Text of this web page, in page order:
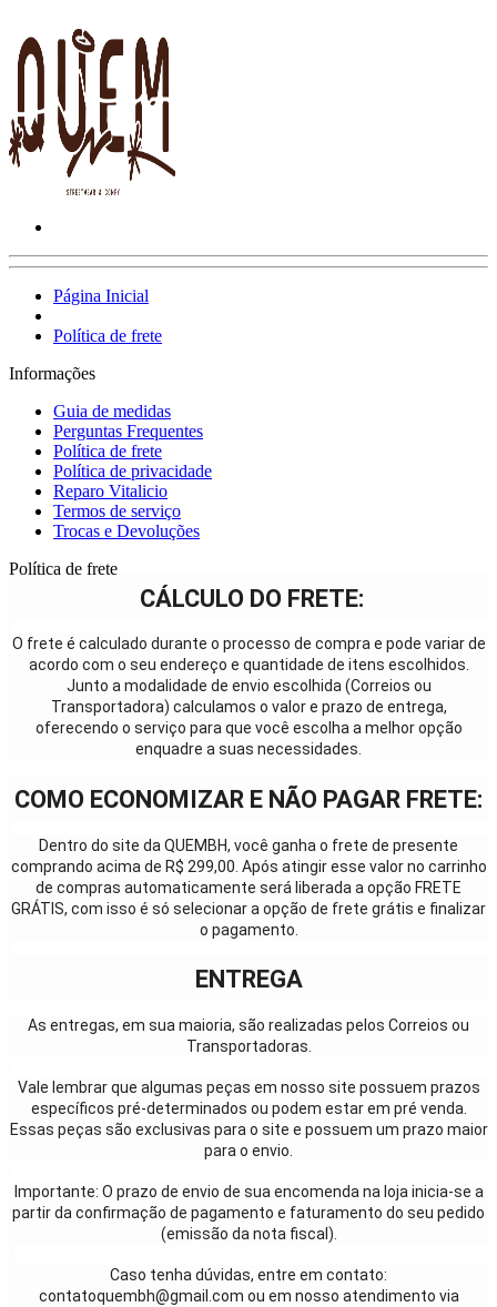
Página Inicial
Política de frete
Informações
Guia de medidas
Perguntas Frequentes
Política de frete
Política de privacidade
Reparo Vitalicio
Termos de serviço
Trocas e Devoluções
Política de frete
CÁLCULO DO FRETE:
O frete é calculado durante o processo de compra e pode variar de
acordo com o seu endereço e quantidade de itens escolhidos.
Junto a modalidade de envio escolhida (Correios ou
Transportadora) calculamos o valor e prazo de entrega,
oferecendo o serviço para que você escolha a melhor opção
enquadre a suas necessidades.
COMO ECONOMIZAR E NÃO PAGAR FRETE:
Dentro do site da QUEMBH, você ganha o frete de presente
comprando acima de R$ 299,00. Após atingir esse valor no carrinho
de compras automaticamente será liberada a opção FRETE
GRÁTIS, com isso é só selecionar a opção de frete grátis e finalizar
o pagamento.
ENTREGA
As entregas, em sua maioria, são realizadas pelos Correios ou
Transportadoras.
Vale lembrar que algumas peças em nosso site possuem prazos
específicos pré-determinados ou podem estar em pré venda.
Essas peças são exclusivas para o site e possuem um prazo maior
para o envio.
Importante: O prazo de envio de sua encomenda na loja inicia-se a
partir da confirmação de pagamento e faturamento do seu pedido
(emissão da nota fiscal).
Caso tenha dúvidas, entre em contato:
contatoquembh@gmail.com ou em nosso atendimento via